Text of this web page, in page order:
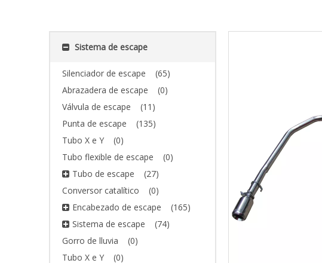
Sistema de escape
Silenciador de escape
(65)
Abrazadera de escape
(0)
Válvula de escape
(11)
Punta de escape
(135)
Tubo X e Y
(0)
Tubo flexible de escape
(0)
Tubo de escape
(27)
Conversor catalítico
(0)
Encabezado de escape
(165)
Sistema de escape
(74)
Gorro de lluvia
(0)
Tubo X e Y
(0)